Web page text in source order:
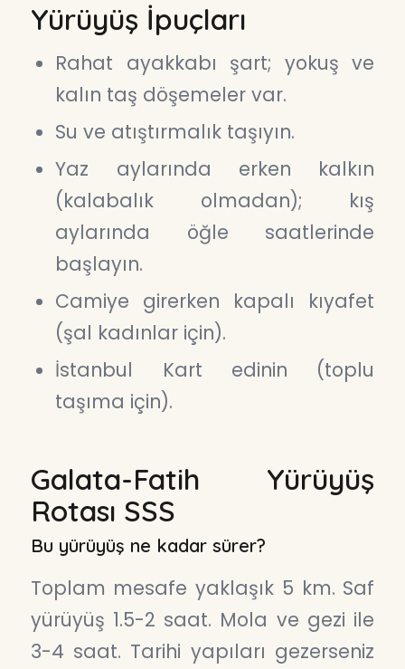
Yürüyüş İpuçları
Rahat ayakkabı şart; yokuş ve
kalın taş döşemeler var.
Su ve atıştırmalık taşıyın.
Yaz aylarında erken kalkın
(kalabalık olmadan); kış
aylarında öğle saatlerinde
başlayın.
Camiye girerken kapalı kıyafet
(şal kadınlar için).
İstanbul Kart edinin (toplu
taşıma için).
Galata-Fatih Yürüyüş
Rotası SSS
Bu yürüyüş ne kadar sürer?
Toplam mesafe yaklaşık 5 km. Saf
yürüyüş 1.5-2 saat. Mola ve gezi ile
3-4 saat. Tarihi yapıları gezerseniz